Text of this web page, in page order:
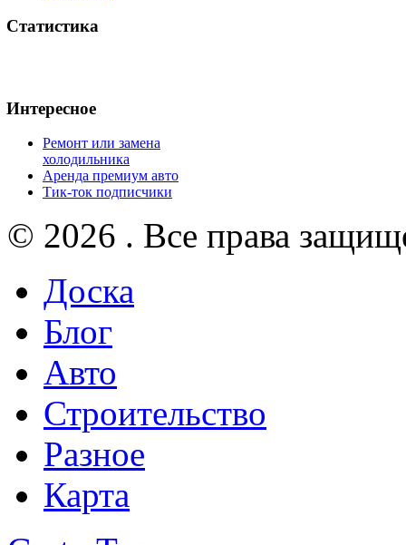
Статистика
Интересное
Ремонт или замена
холодильника
Аренда премиум авто
Тик-ток подписчики
© 2026 . Все права
Доска
Блог
Авто
Строительство
Разное
Карта